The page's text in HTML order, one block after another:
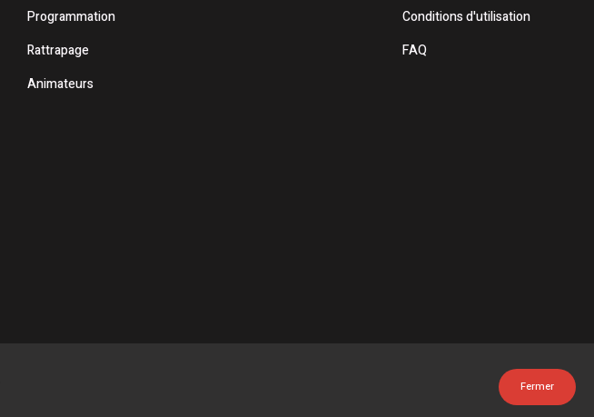
Programmation
Rattrapage
Animateurs
Conditions d'utilisation
FAQ
Fermer